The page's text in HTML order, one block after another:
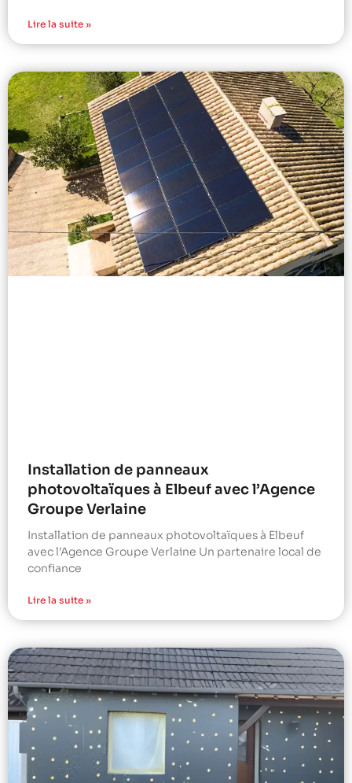
Lire la suite »
Installation de panneaux
photovoltaïques à Elbeuf avec l’Agence
Groupe Verlaine
Installation de panneaux photovoltaïques à Elbeuf
avec l’Agence Groupe Verlaine Un partenaire local de
confiance
Lire la suite »